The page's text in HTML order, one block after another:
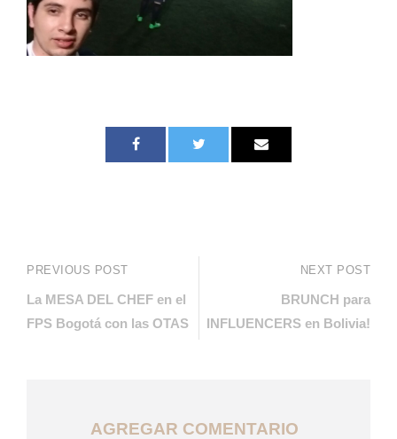
PREVIOUS POST
La MESA DEL CHEF en el
FPS Bogotá con las OTAS
NEXT POST
BRUNCH para
INFLUENCERS en Bolivia!
AGREGAR COMENTARIO